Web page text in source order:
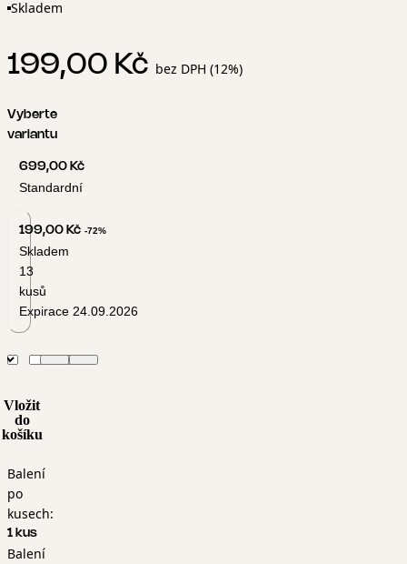
Skladem
199,00 Kč bez DPH (12%)
Vyberte
variantu
699,00 Kč
Standardní
199,00 Kč -72%
Skladem
13
kusů
Expirace 24.09.2026
Vložit
do
košíku
Balení
po
kusech:
1 kus
Balení